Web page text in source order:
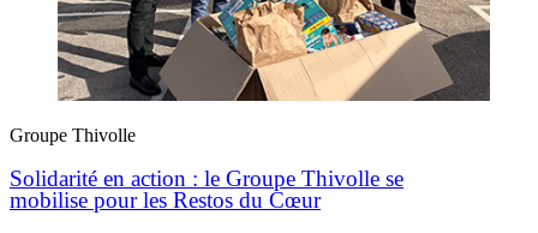
Groupe Thivolle
Solidarité en action : le Groupe Thivolle se
mobilise pour les Restos du Cœur